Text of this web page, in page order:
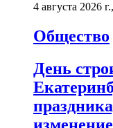
4 августа 2026
Общество
День